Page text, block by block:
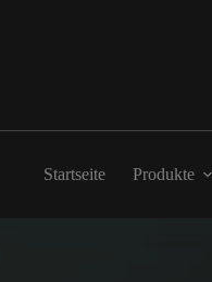
Startseite Produkte